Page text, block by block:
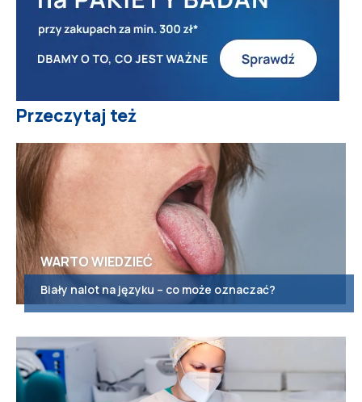
Przeczytaj też
WARTO WIEDZIEĆ
Biały nalot na języku – co może oznaczać?